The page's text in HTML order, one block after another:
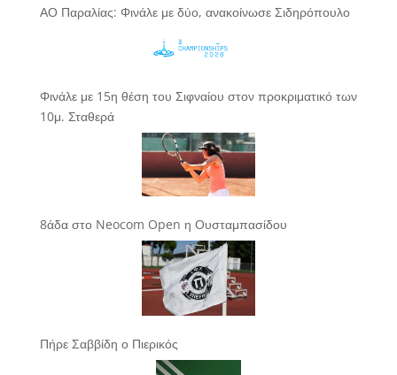
ΑΟ Παραλίας: Φινάλε με δύο, ανακοίνωσε Σιδηρόπουλο
Φινάλε με 15η θέση του Σιφναίου στον προκριματικό των
10μ. Σταθερά
8άδα στο Neocom Open η Ουσταμπασίδου
Πήρε Σαββίδη ο Πιερικός